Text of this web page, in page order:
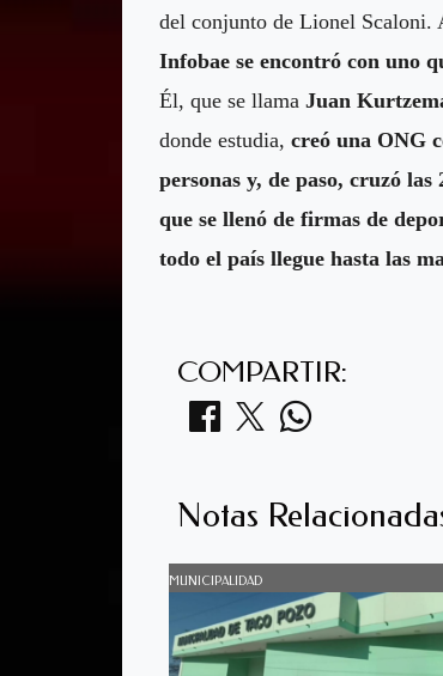
del conjunto de Lionel Scaloni.
Infobae se encontró con uno
Él, que se llama Juan
donde estudia, creó una ONG
personas y, de paso, cruzó
que se llenó de firmas de
todo el país llegue hasta las
COMPARTIR:
Notas
MUNICIPALIDAD